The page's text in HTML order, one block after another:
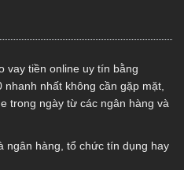
vay tiền online uy tín bằng
nhất không cần gặp mặt,
trong ngày từ các ngân hàng và
ngân hàng, tổ chức tín dụng hay